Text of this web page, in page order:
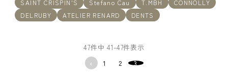
SAINT CRISPIN'S
Stefano Cau T.MBH
CONNOLLY
DELRUBY
ATELIER RENARD DENTS
47件中 41-47件表示
1 2 3